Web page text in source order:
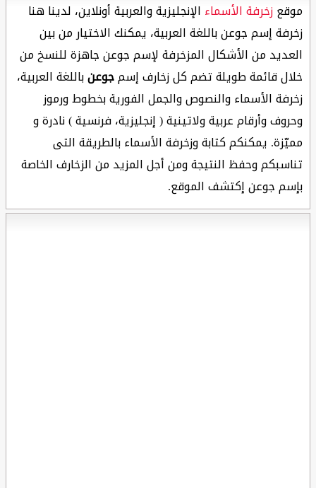
موقعزخرفة الأسماء الإنجليزية والعربية أونلاين، لدينا هنا
زخرفة إسم جوعن باللغة العربية، يمكنك الاختيار من بين
العديد من الأشكال المزخرفة لإسم جوعن جاهزة للنسخ من
خلال قائمة طويلة تضم كل زخارف إسمجوعنباللغة العربية،
زخرفة الأسماء والنصوص والجمل الفورية بخطوط ورموز
وحروف وأرقام عربية ولاتينية ( إنجليزية، فرنسية ) نادرة و
مميّزة. يمكنكم كتابة وزخرفة الأسماء بالطريقة التى
تناسبكم وحفظ النتيجة ومن أجل المزيد من الزخارف الخاصة
بإسم جوعن إكتشف الموقع.